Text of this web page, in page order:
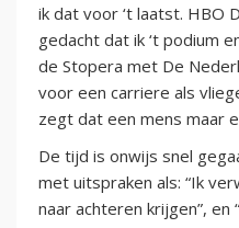
ik dat voor ‘t laatst. HBO
gedacht dat ik ‘t podium
de Stopera met De
voor een carriere als
zegt dat een mens maar
De tijd is onwijs snel
met uitspraken als: “Ik
naar achteren krijgen”, en